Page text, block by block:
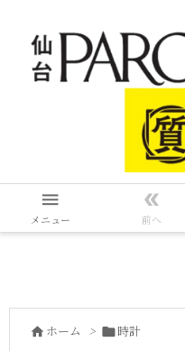

メニュー

前へ
 ホーム > 時計